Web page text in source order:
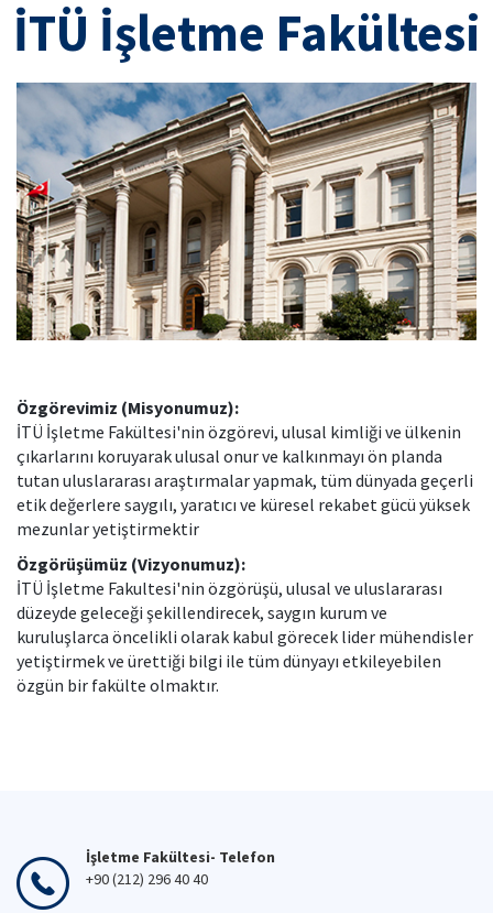
İTÜ İşletme Fakültesi
Özgörevimiz (Misyonumuz):
İTÜ İşletme Fakültesi'nin özgörevi, ulusal kimliği ve ülkenin
çıkarlarını koruyarak ulusal onur ve kalkınmayı ön planda
tutan uluslararası araştırmalar yapmak, tüm dünyada geçerli
etik değerlere saygılı, yaratıcı ve küresel rekabet gücü yüksek
mezunlar yetiştirmektir
Özgörüşümüz (Vizyonumuz):
İTÜ İşletme Fakultesi'nin özgörüşü, ulusal ve uluslararası
düzeyde geleceği şekillendirecek, saygın kurum ve
kuruluşlarca öncelikli olarak kabul görecek lider mühendisler
yetiştirmek ve ürettiği bilgi ile tüm dünyayı etkileyebilen
özgün bir fakülte olmaktır.
İşletme Fakültesi- Telefon
+90 (212) 296 40 40